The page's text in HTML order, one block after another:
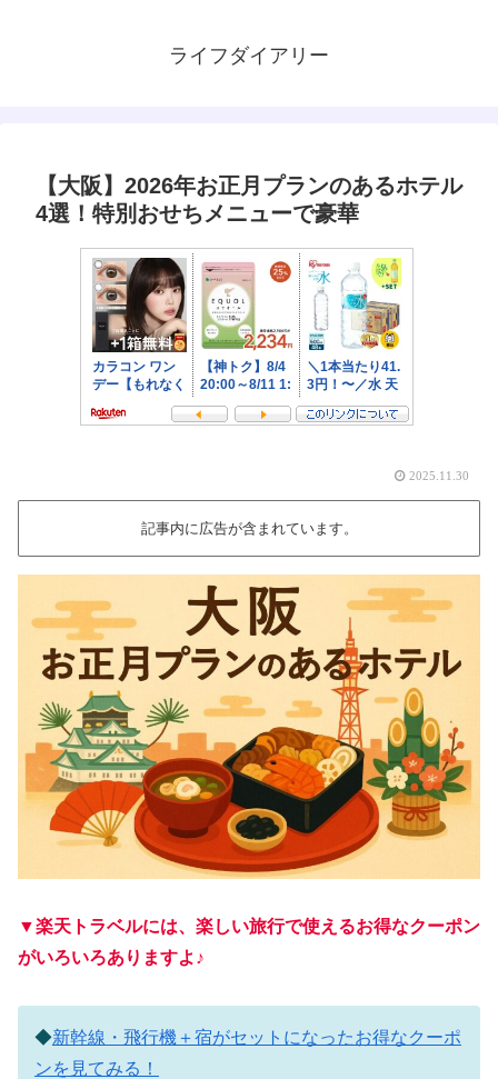
ライフダイアリー
【大阪】2026年お正月プランのあるホテル
4選！特別おせちメニューで豪華
2025.11.30
記事内に広告が含まれています。
▼楽天トラベルには、楽しい旅行で使えるお得なクーポン
がいろいろありますよ♪
◆新幹線・飛行機＋宿がセットになったお得なクーポ
ンを見てみる！